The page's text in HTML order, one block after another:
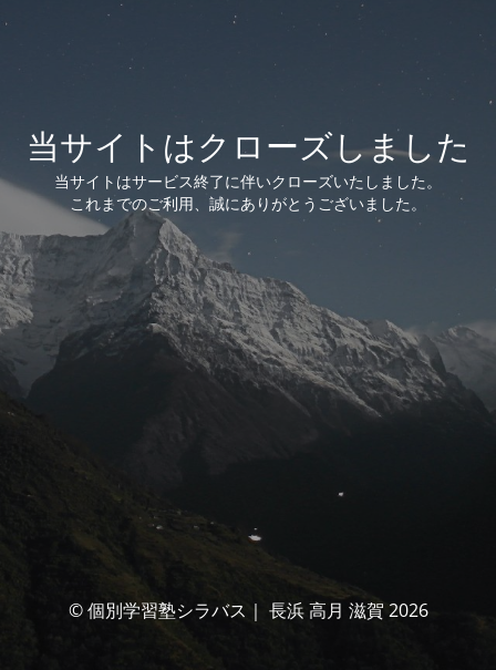
当サイトはクローズしました
当サイトはサービス終了に伴いクローズいたしました。
これまでのご利用、誠にありがとうございました。
© 個別学習塾シラバス｜ 長浜 高月 滋賀 2026